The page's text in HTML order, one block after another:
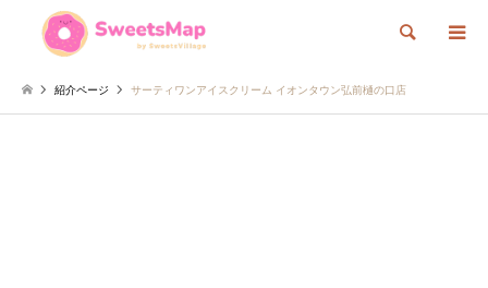
検索
紹介ページ サーティワンアイスクリーム イオンタウン弘前樋の口店